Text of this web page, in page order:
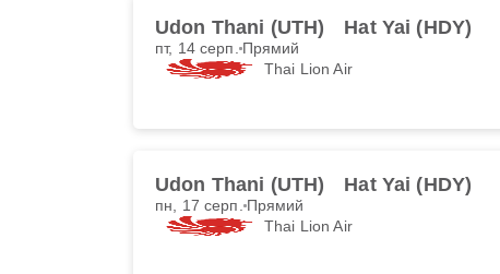
Udon Thani (UTH) Hat Yai (HDY)
пт, 14 серп. Прямий
Thai Lion Air
Udon Thani (UTH) Hat Yai (HDY)
пн, 17 серп. Прямий
Thai Lion Air